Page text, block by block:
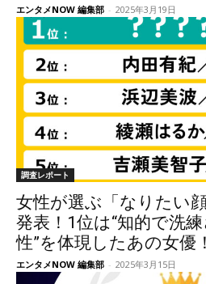
エンタメNOW 編集部 - 2025年3月19日
調査レポート
女性が選ぶ「なりたい
発表！1位は“知的で洗
性”を体現したあの女優！
エンタメNOW 編集部 - 2025年3月15日